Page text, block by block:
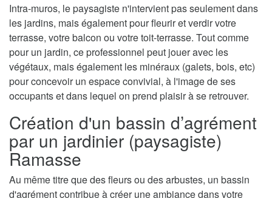
Intra-muros, le paysagiste n'intervient pas seulement dans
les jardins, mais également pour fleurir et verdir votre
terrasse, votre balcon ou votre toit-terrasse. Tout comme
pour un jardin, ce professionnel peut jouer avec les
végétaux, mais également les minéraux (galets, bois, etc)
pour concevoir un espace convivial, à l'image de ses
occupants et dans lequel on prend plaisir à se retrouver.
Création d'un bassin d’agrément
par un jardinier (paysagiste)
Ramasse
Au même titre que des fleurs ou des arbustes, un bassin
d'agrément contribue à créer une ambiance dans votre